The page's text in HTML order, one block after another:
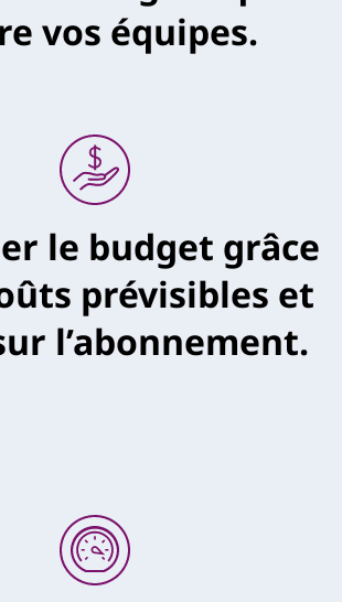
vos équipes.
le budget grâce
prévisibles et
l’abonnement.